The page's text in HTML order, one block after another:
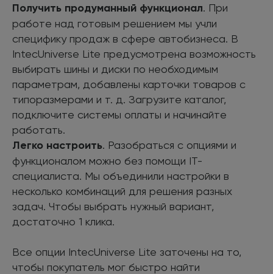
Получить продуманный функционал. При
работе над готовым решением мы учли
специфику продаж в сфере автобизнеса. В
IntecUniverse Lite предусмотрена возможность
выбирать шины и диски по необходимым
параметрам, добавлены карточки товаров с
типоразмерами и т. д. Загрузите каталог,
подключите системы оплаты и начинайте
работать.
Легко настроить. Разобраться с опциями и
функционалом можно без помощи IT-
специалиста. Мы объединили настройки в
несколько комбинаций для решения разных
задач. Чтобы выбрать нужный вариант,
достаточно 1 клика.
Все опции IntecUniverse Lite заточены на то,
чтобы покупатель мог быстро найти